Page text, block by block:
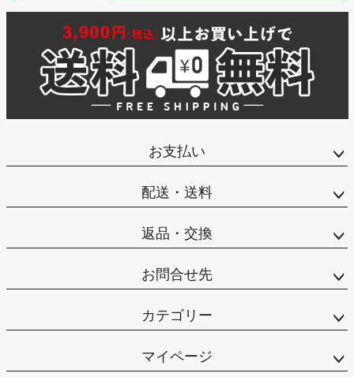
お支払い
配送・送料
返品・交換
お問合せ先
カテゴリー
マイページ